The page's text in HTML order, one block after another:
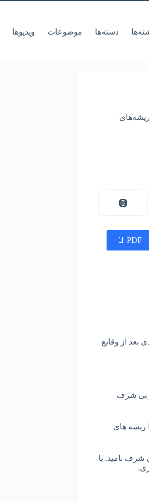
دسته‌ها موضوعات ویدیوها
PDF 📄
بعد از وقایع
بی شرف
ریشه های
شرف نامید. با